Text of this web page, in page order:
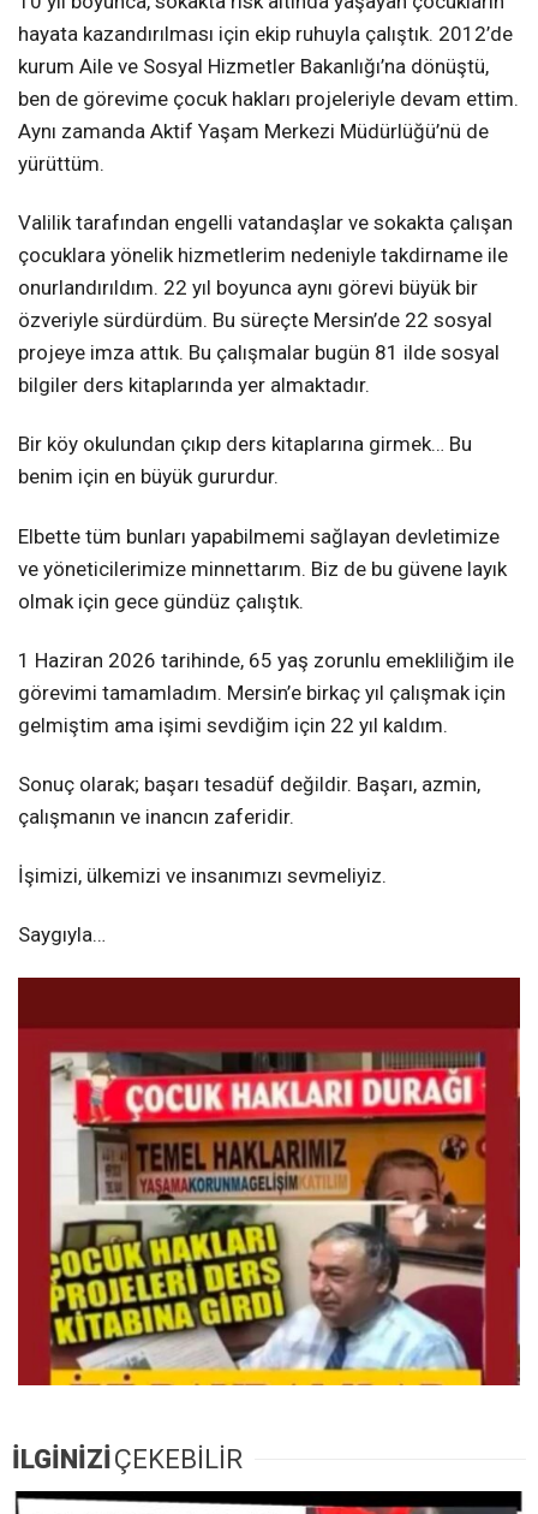
hayata kazandırılması için ekip ruhuyla çalıştık. 2012’de
kurum Aile ve Sosyal Hizmetler Bakanlığı’na dönüştü,
ben de görevime çocuk hakları projeleriyle devam ettim.
Aynı zamanda Aktif Yaşam Merkezi Müdürlüğü’nü de
yürüttüm.
Valilik tarafından engelli vatandaşlar ve sokakta çalışan
çocuklara yönelik hizmetlerim nedeniyle takdirname ile
onurlandırıldım. 22 yıl boyunca aynı görevi büyük bir
özveriyle sürdürdüm. Bu süreçte Mersin’de 22 sosyal
projeye imza attık. Bu çalışmalar bugün 81 ilde sosyal
bilgiler ders kitaplarında yer almaktadır.
Bir köy okulundan çıkıp ders kitaplarına girmek… Bu
benim için en büyük gururdur.
Elbette tüm bunları yapabilmemi sağlayan devletimize
ve yöneticilerimize minnettarım. Biz de bu güvene layık
olmak için gece gündüz çalıştık.
1 Haziran 2026 tarihinde, 65 yaş zorunlu emekliliğim ile
görevimi tamamladım. Mersin’e birkaç yıl çalışmak için
gelmiştim ama işimi sevdiğim için 22 yıl kaldım.
Sonuç olarak; başarı tesadüf değildir. Başarı, azmin,
çalışmanın ve inancın zaferidir.
İşimizi, ülkemizi ve insanımızı sevmeliyiz.
Saygıyla…
İLGİNİZİÇEKEBİLİR